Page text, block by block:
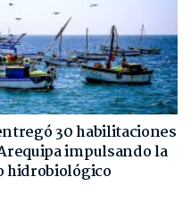
30 habilitaciones
impulsando la
hidrobiológico